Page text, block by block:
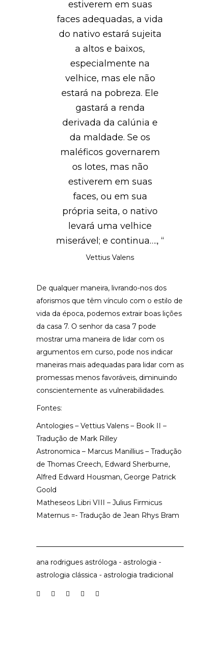
estiverem em suas
faces adequadas, a vida
do nativo estará sujeita
a altos e baixos,
especialmente na
velhice, mas ele não
estará na pobreza. Ele
gastará a renda
derivada da calúnia e
da maldade. Se os
maléficos governarem
os lotes, mas não
estiverem em suas
faces, ou em sua
própria seita, o nativo
levará uma velhice
miserável; e continua…., “
Vettius Valens
De qualquer maneira, livrando-nos dos
aforismos que têm vínculo com o estilo de
vida da época, podemos extrair boas lições
da casa 7. O senhor da casa 7 pode
mostrar uma maneira de lidar com os
argumentos em curso, pode nos indicar
maneiras mais adequadas para lidar com as
promessas menos favoráveis, diminuindo
conscientemente as vulnerabilidades.
Fontes:
Antologies – Vettius Valens – Book II –
Tradução de Mark Rilley
Astronomica – Marcus Manillius – Tradução
de Thomas Creech, Edward Sherburne,
Alfred Edward Housman, George Patrick
Goold
Matheseos Libri VIII – Julius Firmicus
Maternus =- Tradução de Jean Rhys Bram
ana rodrigues astróloga - astrologia -
astrologia clássica - astrologia tradicional